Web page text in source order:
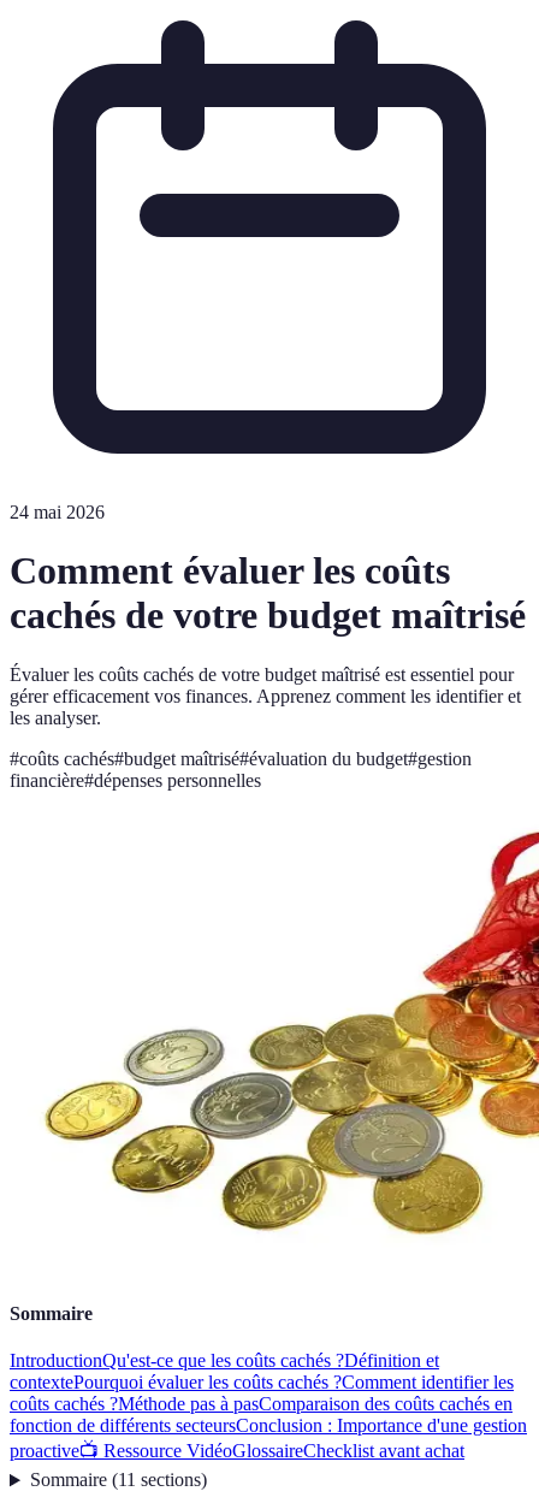
24 mai 2026
Comment évaluer les coûts
cachés de votre budget maîtrisé
Évaluer les coûts cachés de votre budget maîtrisé est essentiel pour
gérer efficacement vos finances. Apprenez comment les identifier et
les analyser.
#coûts cachés#budget maîtrisé#évaluation du budget#gestion
financière#dépenses personnelles
Sommaire
IntroductionQu'est-ce que les coûts cachés ?Définition et
contextePourquoi évaluer les coûts cachés ?Comment identifier les
coûts cachés ?Méthode pas à pasComparaison des coûts cachés en
fonction de différents secteursConclusion : Importance d'une gestion
proactive📺 Ressource VidéoGlossaireChecklist avant achat
Sommaire(11 sections)